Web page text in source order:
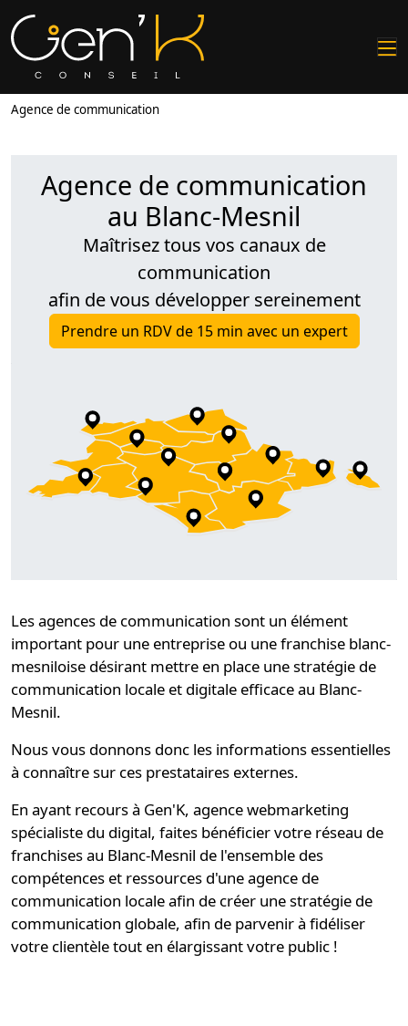
Agence de communication
Agence de communication
au Blanc-Mesnil
Maîtrisez tous vos canaux de
communication
afin de vous développer sereinement
Prendre un RDV de 15 min avec un expert
Lesagences de communication sont un élément
important pour une entreprise ou une franchise blanc-
mesniloise désirant mettre en place unestratégie de
communication locale et digitale efficace au Blanc-
Mesnil.
Nous vous donnons donc les informations essentielles
à connaître sur ces prestataires externes.
En ayant recours à Gen'K, agence webmarketing
spécialiste du digital, faites bénéficier votre réseau de
franchises au Blanc-Mesnil de l'ensemble des
compétences et ressources d'uneagence de
communication localeafin de créer une stratégie de
communication globale, afin de parvenir à fidéliser
votre clientèle tout en élargissant votre public !